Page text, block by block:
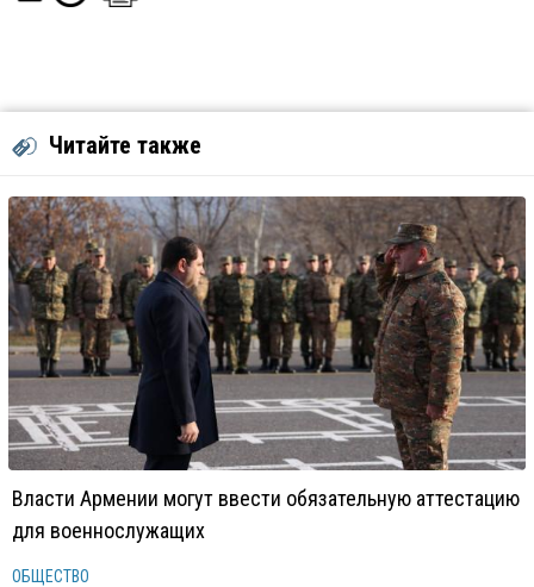
Читайте также
Власти Армении могут ввести обязательную аттестацию
для военнослужащих
ОБЩЕСТВО